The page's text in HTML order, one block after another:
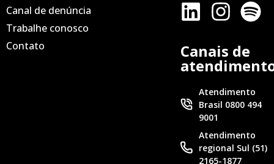
Canal de denúncia
Trabalhe conosco
Contato
Canais de
Atendimento
Brasil 0800 494
9001
Atendimento
regional Sul (51)
2165-1877